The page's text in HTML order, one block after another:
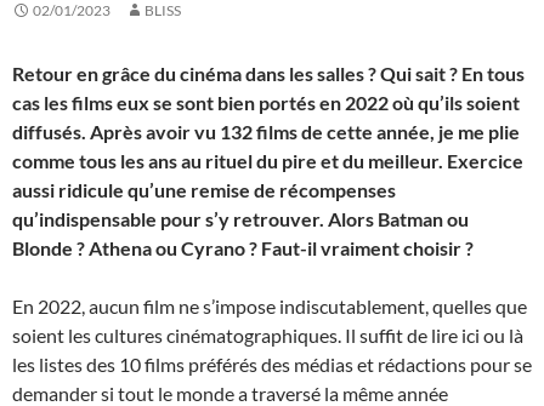
02/01/2023 BLISS
Retour en grâce du cinéma dans les salles ? Qui sait ? En tous
cas les films eux se sont bien portés en 2022 où qu’ils soient
diffusés. Après avoir vu 132 films de cette année, je me plie
comme tous les ans au rituel du pire et du meilleur. Exercice
aussi ridicule qu’une remise de récompenses
qu’indispensable pour s’y retrouver. Alors Batman ou
Blonde ? Athena ou Cyrano ? Faut-il vraiment choisir ?
En 2022, aucun film ne s’impose indiscutablement, quelles que
soient les cultures cinématographiques. Il suffit de lire ici ou là
les listes des 10 films préférés des médias et rédactions pour se
demander si tout le monde a traversé la même année